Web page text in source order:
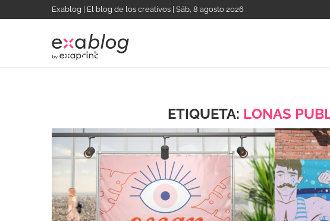
Exablog | El blog de los creativos | Sáb, 8 agosto 2026
ETIQUETA: LONAS